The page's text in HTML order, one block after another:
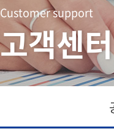
Customer support
고객센터